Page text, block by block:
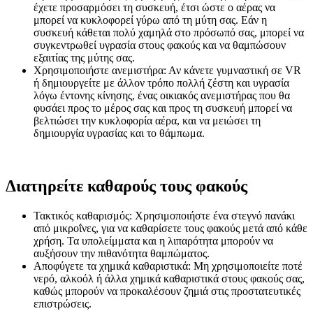
έχετε προσαρμόσει τη συσκευή, έτσι ώστε ο αέρας να
μπορεί να κυκλοφορεί γύρω από τη μύτη σας. Εάν η
συσκευή κάθεται πολύ χαμηλά στο πρόσωπό σας, μπορεί να
συγκεντρωθεί υγρασία στους φακούς και να θαμπώσουν
εξαιτίας της μύτης σας.
Χρησιμοποιήστε ανεμιστήρα: Αν κάνετε γυμναστική σε VR
ή δημιουργείτε με άλλον τρόπο πολλή ζέστη και υγρασία
λόγω έντονης κίνησης, ένας οικιακός ανεμιστήρας που θα
φυσάει προς το μέρος σας και προς τη συσκευή μπορεί να
βελτιώσει την κυκλοφορία αέρα, και να μειώσει τη
δημιουργία υγρασίας και το θάμπωμα.
Διατηρείτε καθαρούς τους φακούς
Τακτικός καθαρισμός: Χρησιμοποιήστε ένα στεγνό πανάκι
από μικροΐνες, για να καθαρίσετε τους φακούς μετά από κάθε
χρήση. Τα υπολείμματα και η λιπαρότητα μπορούν να
αυξήσουν την πιθανότητα θαμπώματος.
Αποφύγετε τα χημικά καθαριστικά: Μη χρησιμοποιείτε ποτέ
νερό, αλκοόλ ή άλλα χημικά καθαριστικά στους φακούς σας,
καθώς μπορούν να προκαλέσουν ζημιά στις προστατευτικές
επιστρώσεις.